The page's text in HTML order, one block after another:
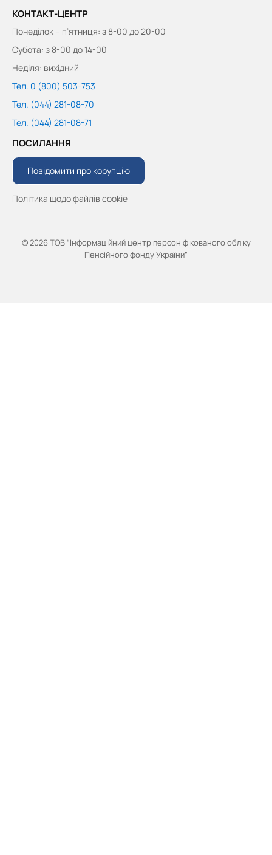
КОНТАКТ-ЦЕНТР
Понеділок – п’ятниця: з 8-00 до 20-00
Субота: з 8-00 до 14-00
Неділя: вихідний
Тел. 0 (800) 503-753
Тел. (044) 281-08-70
Тел. (044) 281-08-71
ПОСИЛАННЯ
Повідомити про корупцію
Політика щодо файлів cookie
© 2026 ТОВ “Інформаційний центр персоніфікованого обліку
Пенсійного фонду України”